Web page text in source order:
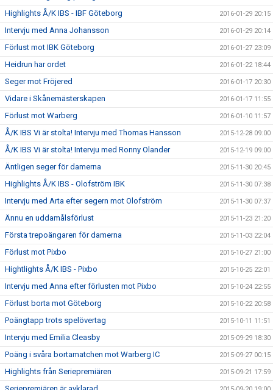
Highlights Å/K IBS - IBF Göteborg 2016-01-29 20:15
Intervju med Anna Johansson 2016-01-29 20:14
Förlust mot IBK Göteborg 2016-01-27 23:09
Heidrun har ordet 2016-01-22 18:44
Seger mot Fröjered 2016-01-17 20:30
Vidare i Skånemästerskapen 2016-01-17 11:55
Förlust mot Warberg 2016-01-10 11:57
Å/K IBS Vi är stolta! Intervju med Thomas Hansson 2015-12-28 09:00
Å/K IBS Vi är stolta! Intervju med Ronny Olander 2015-12-19 09:00
Äntligen seger för damerna 2015-11-30 20:45
Highlights Å/K IBS - Olofström IBK 2015-11-30 07:38
Intervju med Arta efter segern mot Olofström 2015-11-30 07:37
Ännu en uddamålsförlust 2015-11-23 21:20
Första trepoängaren för damerna 2015-11-03 22:04
Förlust mot Pixbo 2015-10-27 21:00
Hightlights Å/K IBS - Pixbo 2015-10-25 22:01
Intervju med Anna efter förlusten mot Pixbo 2015-10-24 22:55
Förlust borta mot Göteborg 2015-10-22 20:58
Poängtapp trots spelövertag 2015-10-11 11:51
Intervju med Emilia Cleasby 2015-09-29 18:30
Poäng i svåra bortamatchen mot Warberg IC 2015-09-27 00:15
Highlights från Seriepremiären 2015-09-21 17:59